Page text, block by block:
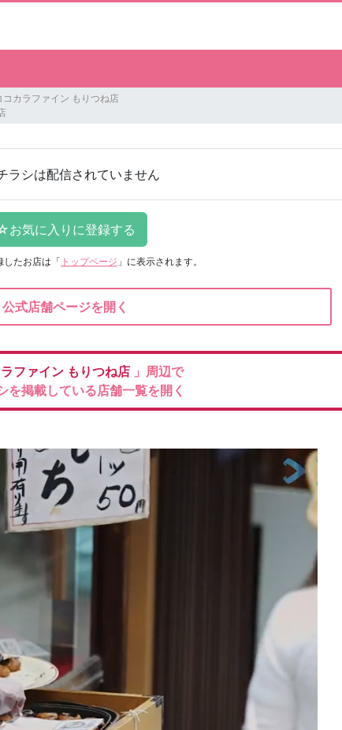
コカラファイン もりつね店
ラシは配信されていません
したお店は 「 トップページ 」に表示されます。
公式店舗ページを開く
ファイン もりつね店 」周辺で
を掲載している店舗一覧を開く